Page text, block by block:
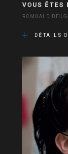
VOUS ÊTES
ROMUALD
DÉTAILS